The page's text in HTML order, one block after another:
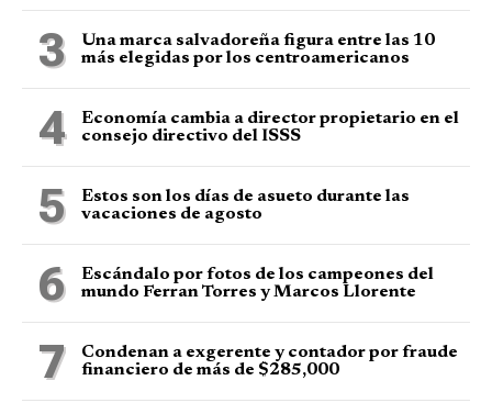
3
Una marca salvadoreña figura entre las 10
más elegidas por los centroamericanos
4
Economía cambia a director propietario en el
consejo directivo del ISSS
5
Estos son los días de asueto durante las
vacaciones de agosto
6
Escándalo por fotos de los campeones del
mundo Ferran Torres y Marcos Llorente
7
Condenan a exgerente y contador por fraude
financiero de más de $285,000